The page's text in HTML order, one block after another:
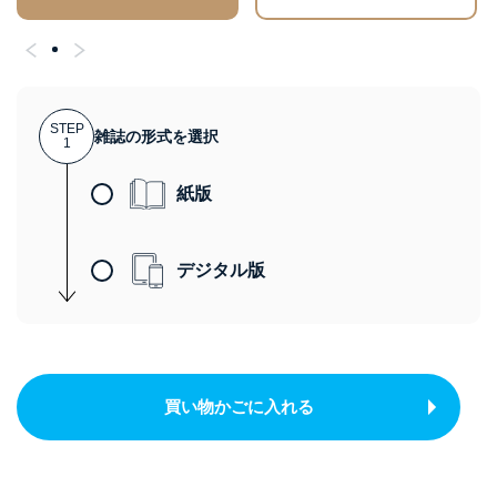
STEP
1
雑誌の形式を選択
紙版
デジタル版
買い物かごに入れる